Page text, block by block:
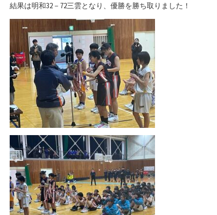
結果は明和32－72三雲となり、優勝を勝ち取りました！